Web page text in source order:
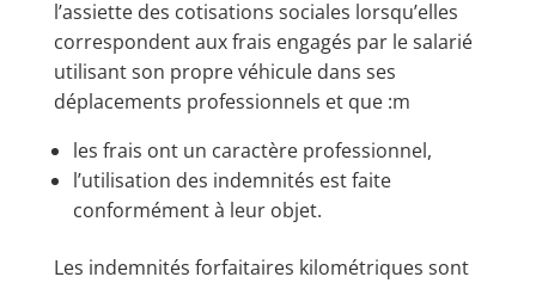
l’assiette des cotisations sociales lorsqu’elles
correspondent aux frais engagés par le salarié
utilisant son propre véhicule dans ses
déplacements professionnels et que :m
les frais ont un caractère professionnel,
l’utilisation des indemnités est faite
conformément à leur objet.
Les indemnités forfaitaires kilométriques sont